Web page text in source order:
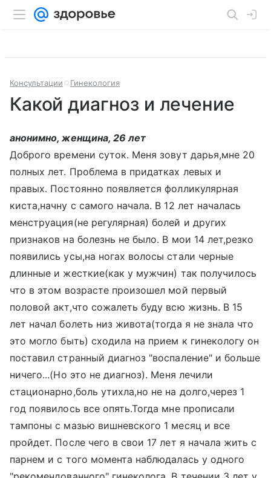
Консультации Гинекология
Какой диагноз и лечение
анонимно, женщина, 26 лет
Доброго времени суток. Меня зовут дарья,мне 20
полных лет. Проблема в придатках левых и
правых. Постоянно появляется фолликулярная
киста,начну с самого начала. В 12 лет началась
менструация(не регулярная) болей и других
признаков на болезнь не было. В мои 14 лет,резко
появились усы,на ногах волосы стали черные
длинные и жесткие(как у мужчин) так получилось
что в этом возрасте произошел мой первый
половой акт,что сожалеть буду всю жизнь. В 15
лет начал болеть низ живота(тогда я не знала что
это могло быть) сходила на прием к гинекологу он
поставил странный диагноз "воспаление" и больше
ничего...(Но это не диагноз). Меня лечили
стационарно,боль утихла,но не на долго,через 1
год появилось все опять.Тогда мне прописали
тампоны с мазью вишневского 1 месяц и все
пройдет. После чего в свои 17 лет я начала жить с
парнем и с того момента наблюдалась у одного